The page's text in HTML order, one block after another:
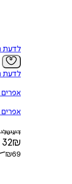
לדעת
לדעת
דיגיטלי
32₪
₪69